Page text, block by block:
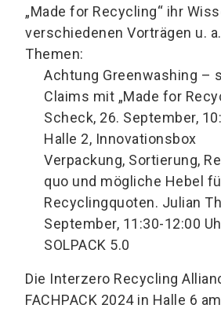
„Made for Recycling“ ihr
verschiedenen Vorträgen u.
Themen:
Achtung Greenwashing –
Claims mit „Made for
Scheck, 26. September,
Halle 2, Innovationsbox
Verpackung, Sortierung,
quo und mögliche Hebel
Recyclingquoten. Julian
September, 11:30-12:00
SOLPACK 5.0
Die Interzero Recycling
FACHPACK 2024 in Halle 6